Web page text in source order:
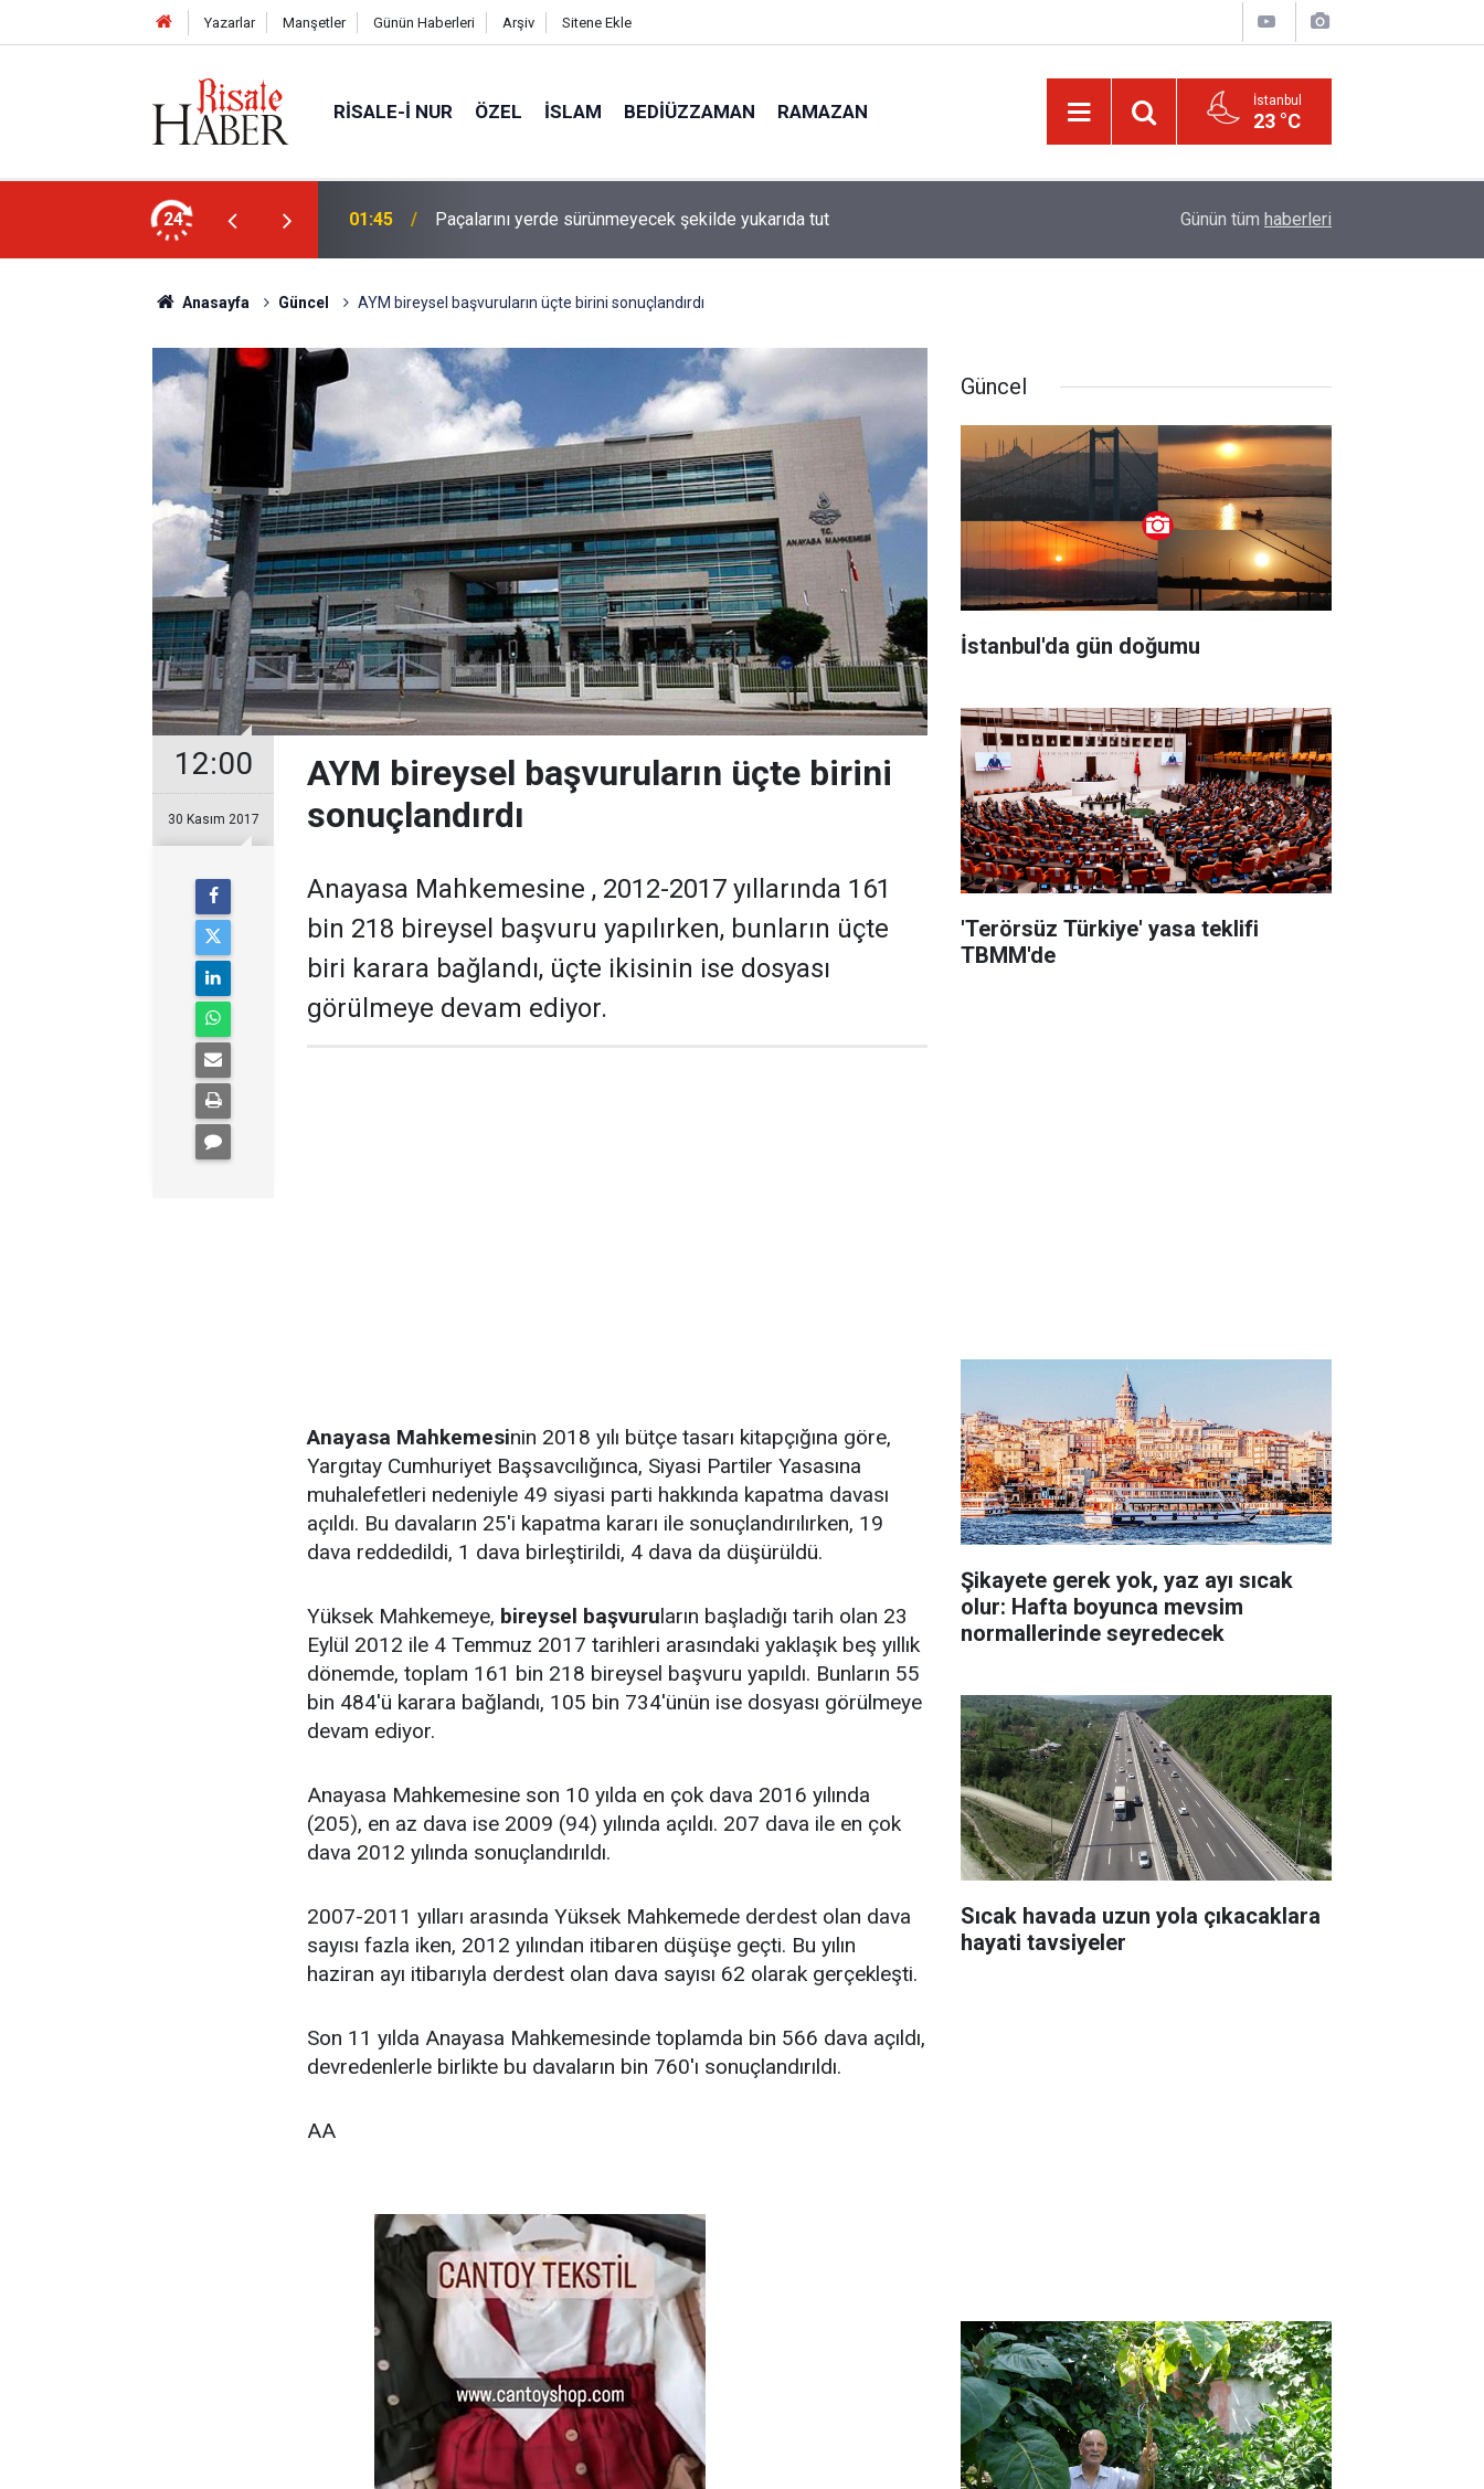
Yazarlar Manşetler Günün Haberleri Arşiv Sitene Ekle
RISALE-I NUR ÖZEL İSLAM BEDIÜZZAMAN RAMAZAN İstanbul
23 °C
24
mahvolmasını düşünmesi, insanın ruhunu
01:45 Paçalarını yerde sürünmeyecek şekilde yukarıda tut Güldüren de O’dur, ağlatan da O’dur, öldüren de
Günün tüm haberleri
Anasayfa Güncel AYM bireysel başvuruların üçte birini sonuçlandırdı
12:00
30 Kasım 2017
AYM bireysel başvuruların üçte birini
sonuçlandırdı
Anayasa Mahkemesine , 2012-2017 yıllarında 161
bin 218 bireysel başvuru yapılırken, bunların üçte
biri karara bağlandı, üçte ikisinin ise dosyası
görülmeye devam ediyor.
Anayasa Mahkemesinin 2018 yılı bütçe tasarı kitapçığına göre,
Yargıtay Cumhuriyet Başsavcılığınca, Siyasi Partiler Yasasına
muhalefetleri nedeniyle 49 siyasi parti hakkında kapatma davası
açıldı. Bu davaların 25'i kapatma kararı ile sonuçlandırılırken, 19
dava reddedildi, 1 dava birleştirildi, 4 dava da düşürüldü.
Yüksek Mahkemeye, bireysel başvuruların başladığı tarih olan 23
Eylül 2012 ile 4 Temmuz 2017 tarihleri arasındaki yaklaşık beş yıllık
dönemde, toplam 161 bin 218 bireysel başvuru yapıldı. Bunların 55
bin 484'ü karara bağlandı, 105 bin 734'ünün ise dosyası görülmeye
devam ediyor.
Anayasa Mahkemesine son 10 yılda en çok dava 2016 yılında
(205), en az dava ise 2009 (94) yılında açıldı. 207 dava ile en çok
dava 2012 yılında sonuçlandırıldı.
2007-2011 yılları arasında Yüksek Mahkemede derdest olan dava
sayısı fazla iken, 2012 yılından itibaren düşüşe geçti. Bu yılın
haziran ayı itibarıyla derdest olan dava sayısı 62 olarak gerçekleşti.
Son 11 yılda Anayasa Mahkemesinde toplamda bin 566 dava açıldı,
devredenlerle birlikte bu davaların bin 760'ı sonuçlandırıldı.
AA
Güncel
İstanbul'da gün doğumu
'Terörsüz Türkiye' yasa teklifi
TBMM'de
Şikayete gerek yok, yaz ayı sıcak
olur: Hafta boyunca mevsim
normallerinde seyredecek
Sıcak havada uzun yola çıkacaklara
hayati tavsiyeler